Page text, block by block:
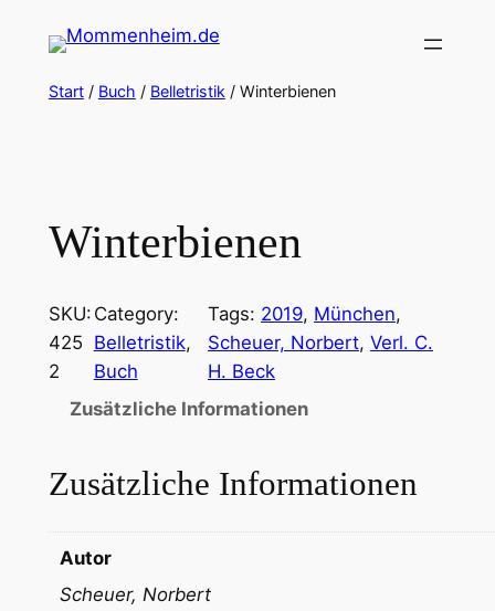
Inhalt
springen
Start/ Buch / Belletristik / Winterbienen
Winterbienen
SKU:
425
2
Category:
Belletristik
Buch
Tags: 2019, München
Scheuer, Norbert, Verl. C.
H. Beck
Zusätzliche Informationen
Zusätzliche Informationen
Autor
Scheuer, Norbert